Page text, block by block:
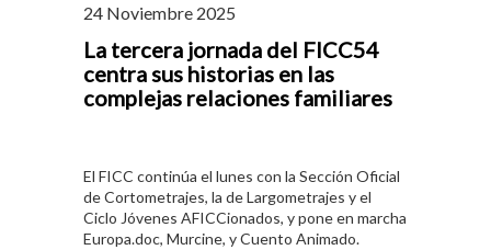
24 Noviembre 2025
La tercera jornada del FICC54
centra sus historias en las
complejas relaciones familiares
El FICC continúa el lunes con la Sección Oficial
de Cortometrajes, la de Largometrajes y el
Ciclo Jóvenes AFICCionados, y pone en marcha
Europa.doc, Murcine, y Cuento Animado.